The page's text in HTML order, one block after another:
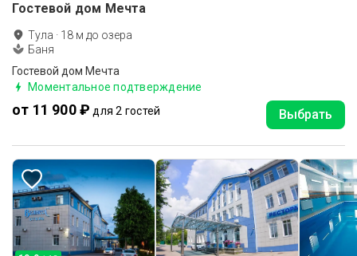
Гостевой дом Мечта
Тула · 18 м до озера
Баня
Гостевой дом Мечта
Моментальное подтверждение
от 11 900 ₽ для 2 гостей Выбрать